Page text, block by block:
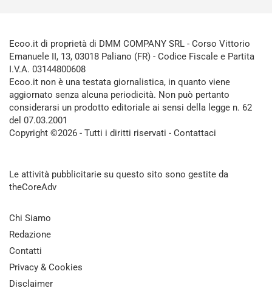
Ecoo.it di proprietà di DMM COMPANY SRL - Corso Vittorio
Emanuele II, 13, 03018 Paliano (FR) - Codice Fiscale e Partita
I.V.A. 03144800608
Ecoo.it non è una testata giornalistica, in quanto viene
aggiornato senza alcuna periodicità. Non può pertanto
considerarsi un prodotto editoriale ai sensi della legge n. 62
del 07.03.2001
Copyright ©2026 - Tutti i diritti riservati - Contattaci
Le attività pubblicitarie su questo sito sono gestite da
theCoreAdv
Chi Siamo
Redazione
Contatti
Privacy & Cookies
Disclaimer